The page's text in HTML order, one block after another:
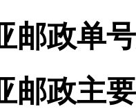
邮政单
邮政主